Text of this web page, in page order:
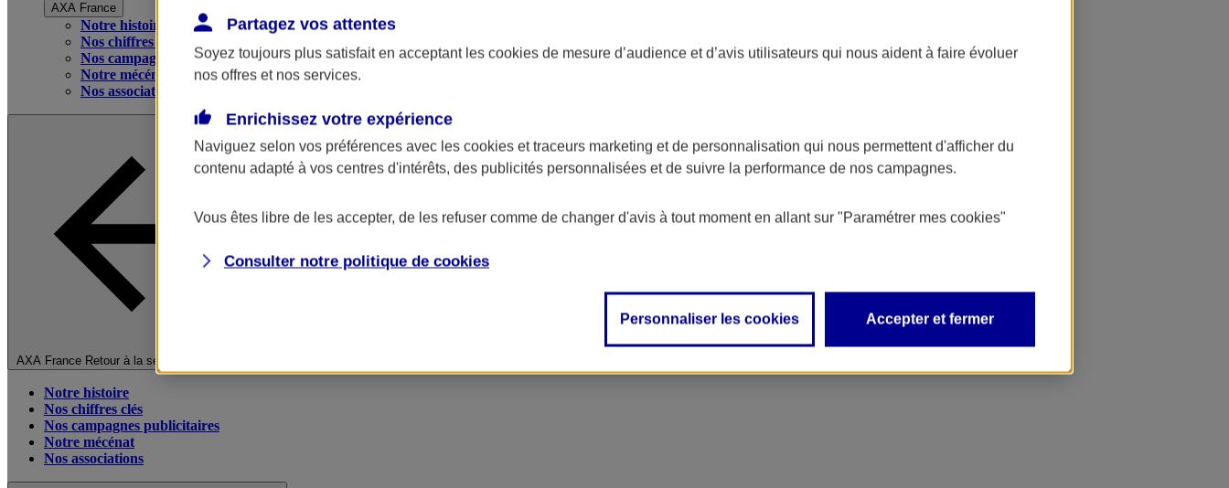
AXA France
Notre histoire
Nos chiffres clés
Nos campagnes publicitaires
Notre mécénat
Nos associations
AXA France Retour à la section précédente
Notre histoire
Nos chiffres clés
Nos campagnes publicitaires
Notre mécénat
Nos associations
Partagez vos attentes
Soyez toujours plus satisfait en acceptant les cookies de mesure d’audience et d’avis utilisateurs qui nous aident à faire évoluer
nos offres et nos services.
Enrichissez votre expérience
Naviguez selon vos préférences avec les cookies et traceurs marketing et de personnalisation qui nous permettent d'afficher du
contenu adapté à vos centres d'intérêts, des publicités personnalisées et de suivre la performance de nos campagnes.
Vous êtes libre de les accepter, de les refuser comme de changer d'avis à tout moment en allant sur "Paramétrer mes cookies"
Consulter notre politique de cookies
Personnaliser les cookies Accepter et fermer